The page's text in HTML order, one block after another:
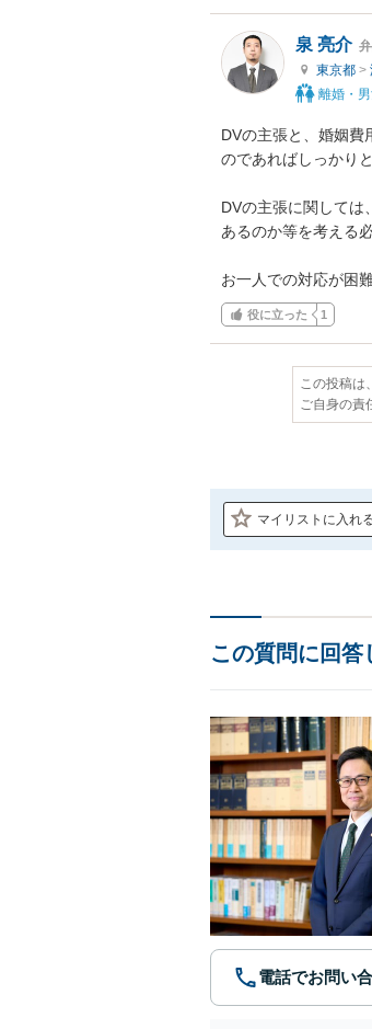
泉 亮介
東京都 >
離婚・
DVの主張と、婚姻費
のであればしっかり
DVの主張に関しては
あるのか等を考える
お一人での対応が困
役に立った 1
この投稿は
ご自身の責
マイリストに入れ
この質問に回答
電話でお問い